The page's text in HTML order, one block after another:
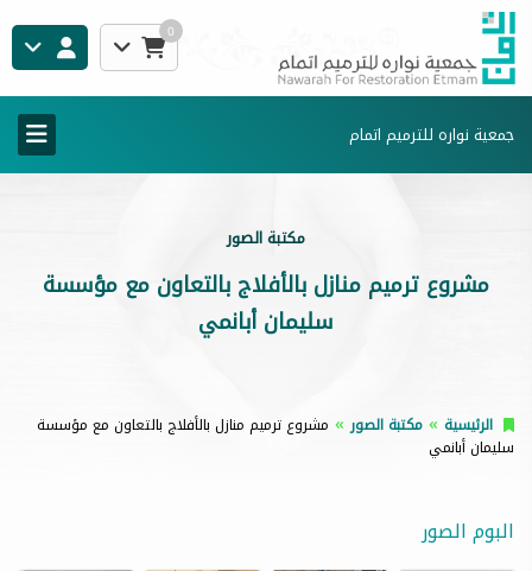
0
جمعية نواره للترميم اتمام
مكتبة الصور
مشروع ترميم منازل بالأفلاج بالتعاون مع مؤسسة
سليمان أبانمي
الرئيسية مكتبة الصور
مشروع ترميم منازل بالأفلاج بالتعاون مع مؤسسة
سليمان أبانمي
البوم الصور